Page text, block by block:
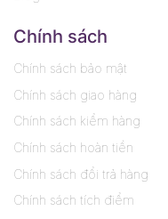
Chính sách
Chính sách bảo mật
Chính sách giao hàng
Chính sách kiểm hàng
Chính sách hoàn tiền
Chính sách đổi trả hàng
Chính sách tích điểm